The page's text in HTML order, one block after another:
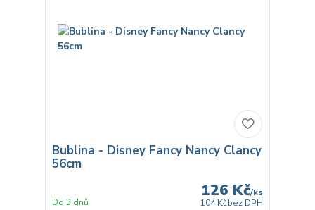
Bublina - Disney Fancy Nancy Clancy
56cm
126 Kč/ks
104 Kčbez DPH
Do 3 dnů